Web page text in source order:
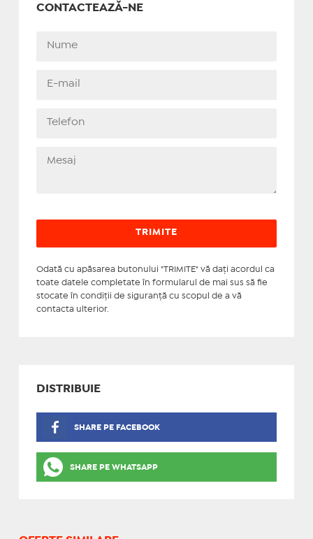
CONTACTEAZĂ-NE
Odată cu apăsarea butonului "TRIMITE" vă daţi acordul ca
toate datele completate în formularul de mai sus să fie
stocate în condiţii de siguranţă cu scopul de a vă
contacta ulterior.
DISTRIBUIE
SHARE PE FACEBOOK
SHARE PE WHATSAPP